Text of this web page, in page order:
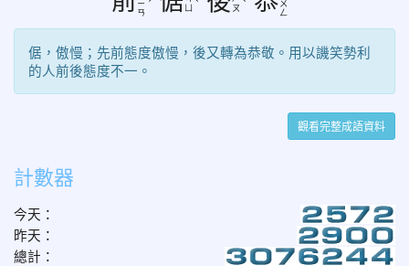
ㄧ
ㄢ
ˊ ˋ
ㄡ ˋ
ㄨ
ㄥ
倨，傲慢；先前態度傲慢，後又轉為恭敬。用以譏笑勢利
的人前後態度不一。
觀看完整成語資料
計數器
今天：
昨天：
總計：